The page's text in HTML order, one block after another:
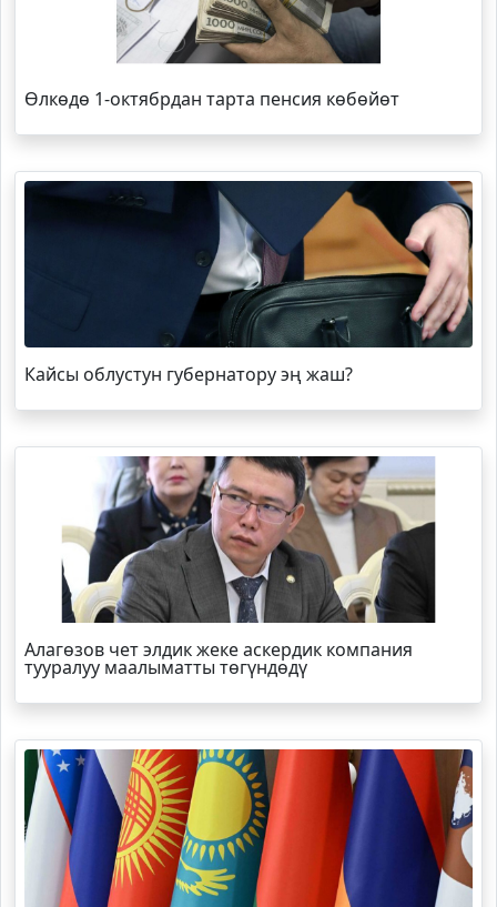
Өлкөдө 1-октябрдан тарта пенсия көбөйөт
Кайсы облустун губернатору эң жаш?
Алагөзов чет элдик жеке аскердик компания
тууралуу маалыматты төгүндөдү